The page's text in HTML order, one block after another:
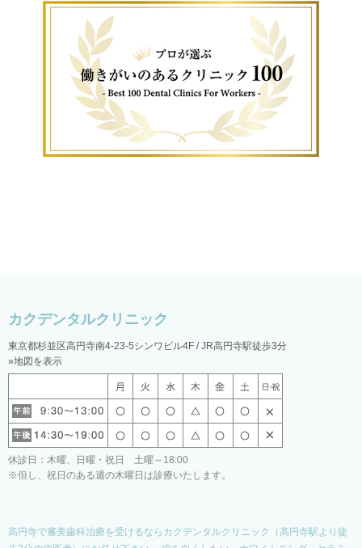
東京都杉並区高円寺南4-23-5シンワビル4F / JR高円寺駅徒歩3分
»地図を表示
休診日：木曜、日曜・祝日 土曜～18:00
※但し、祝日のある週の木曜日は診療いたします。
高円寺で審美歯科治療を受けるならカクデンタルクリニック（高円寺駅より徒